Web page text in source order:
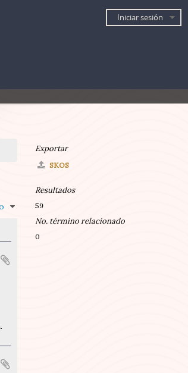
Iniciar sesión
Exportar
SKOS
Resultados
59
No. término relacionado
0